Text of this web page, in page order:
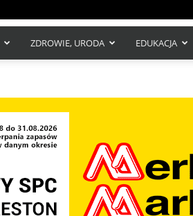
ZDROWIE, URODA EDUKACJA